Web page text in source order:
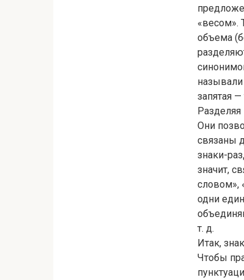
«весом».
объема
запятая
Они
связаны
знаки-
значит,
словом»,
одни
т. д.
Итак,
Чтобы